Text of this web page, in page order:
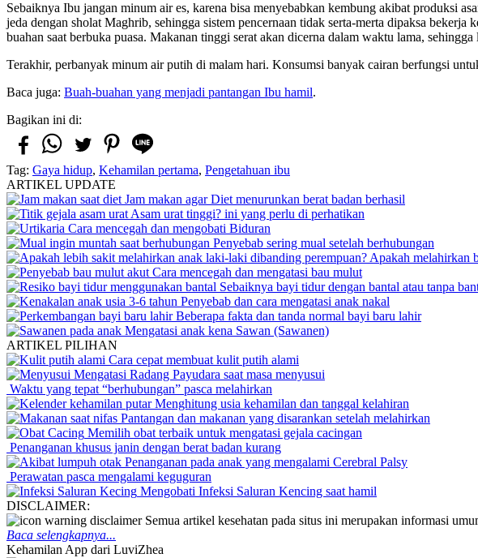
Sebaiknya Ibu jangan minum air es, karena bisa menyebabkan kembung akibat produksi
jeda dengan sholat Maghrib, sehingga sistem pencernaan tidak serta-merta dipaksa
buahan saat berbuka puasa. Makanan tinggi serat akan dicerna dalam waktu lama,
Terakhir, perbanyak minum air putih di malam hari. Konsumsi banyak cairan berfungsi
Baca juga: Buah-buahan yang menjadi pantangan Ibu hamil.
Bagikan ini di:
Tag: Gaya hidup, Kehamilan pertama, Pengetahuan ibu
ARTIKEL UPDATE
Jam makan agar Diet menurunkan berat badan berhasil
Asam urat tinggi? ini yang perlu di perhatikan
Cara mencegah dan mengobati Biduran
Penyebab sering mual setelah berhubungan
Apakah melahirkan
Cara mencegah dan mengatasi bau mulut
Sebaiknya bayi tidur dengan bantal atau tanpa
Penyebab dan cara mengatasi anak nakal
Beberapa fakta dan tanda normal bayi baru lahir
Mengatasi anak kena Sawan (Sawanen)
ARTIKEL PILIHAN
Cara cepat membuat kulit putih alami
Mengatasi Radang Payudara saat masa menyusui
Waktu yang tepat “berhubungan” pasca melahirkan
Menghitung usia kehamilan dan tanggal kelahiran
Pantangan dan makanan yang disarankan setelah melahirkan
Memilih obat terbaik untuk mengatasi gejala cacingan
Penanganan khusus janin dengan berat badan kurang
Penanganan pada anak yang mengalami Cerebral Palsy
Perawatan pasca mengalami keguguran
Mengobati Infeksi Saluran Kencing saat hamil
DISCLAIMER:
Semua artikel kesehatan pada situs ini merupakan informasi
Baca selengkapnya...
Kehamilan App dari LuviZhea